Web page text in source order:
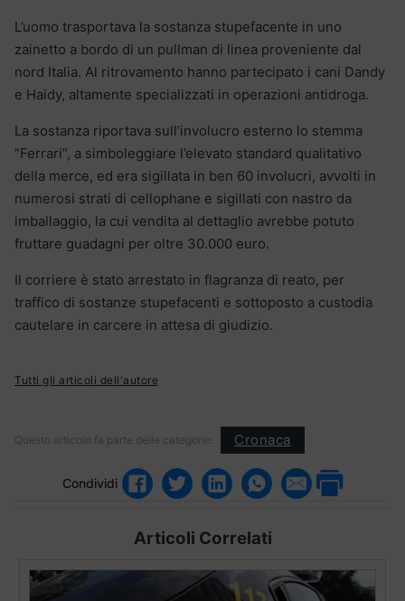
L’uomo trasportava la sostanza stupefacente in uno
zainetto a bordo di un pullman di linea proveniente dal
nord Italia. Al ritrovamento hanno partecipato i cani Dandy
e Haidy, altamente specializzati in operazioni antidroga.
La sostanza riportava sull’involucro esterno lo stemma
“Ferrari”, a simboleggiare l’elevato standard qualitativo
della merce, ed era sigillata in ben 60 involucri, avvolti in
numerosi strati di cellophane e sigillati con nastro da
imballaggio, la cui vendita al dettaglio avrebbe potuto
fruttare guadagni per oltre 30.000 euro.
Il corriere è stato arrestato in flagranza di reato, per
traffico di sostanze stupefacenti e sottoposto a custodia
cautelare in carcere in attesa di giudizio.
Tutti gli articoli dell'autore
Questo articolo fa parte delle categorie: Cronaca
Condividi
Articoli Correlati